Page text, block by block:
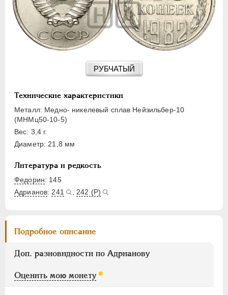
РУБЧАТЫЙ
Технические характеристики
Металл: Медно- никелевый сплав Нейзильбер-10
(МНМц50-10-5)
Вес: 3,4 г.
Диаметр: 21,8 мм
Литература и редкость
Федорин: 145
Адрианов: 241 242 (Р)
Подробное описание
Доп. разновидности по Адрианову
Оценить мою монету
50 КОПЕЕК
ПОЛТИННИК
1 РУБЛЬ
10 РУБЛЕЙ
ЧЕРВОНЕЦ